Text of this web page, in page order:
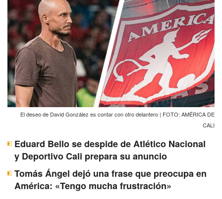
El deseo de David González es contar con otro delantero | FOTO: AMÉRICA DE
CALI
Eduard Bello se despide de Atlético Nacional
y Deportivo Cali prepara su anuncio
Tomás Ángel dejó una frase que preocupa en
América: «Tengo mucha frustración»